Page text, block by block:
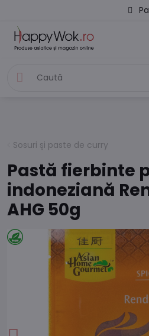
Sosuri și paste de curry
Pastă fierbinte
indoneziană
AHG 50g